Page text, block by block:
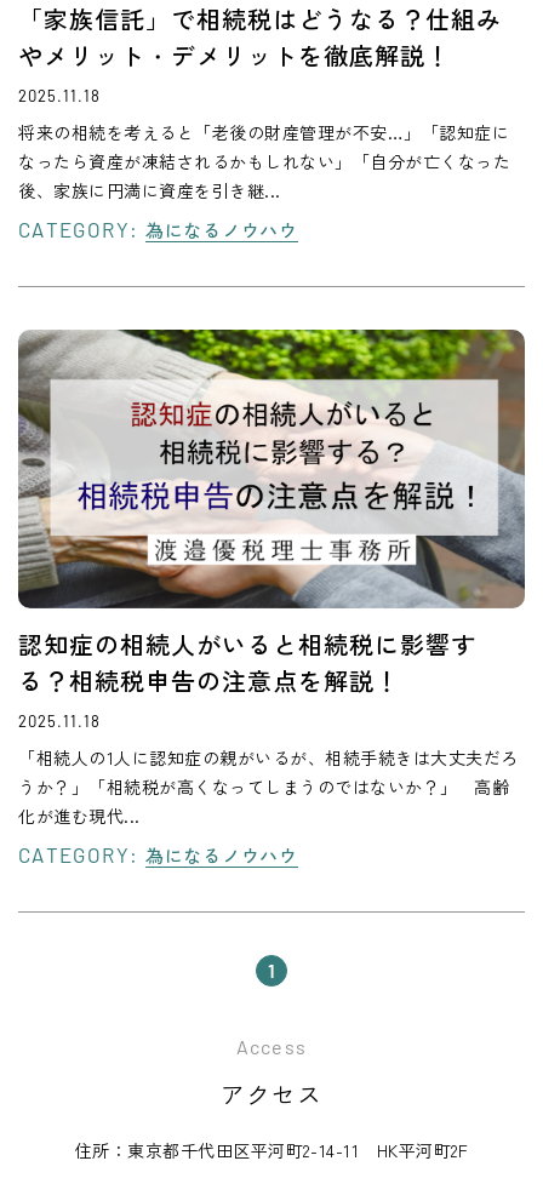
「家族信託」で相続税はどうなる？仕組み
やメリット・デメリットを徹底解説！
2025.11.18
将来の相続を考えると「老後の財産管理が不安…」「認知症に
なったら資産が凍結されるかもしれない」「自分が亡くなった
後、家族に円満に資産を引き継...
CATEGORY: 為になるノウハウ
認知症の相続人がいると相続税に影響す
る？相続税申告の注意点を解説！
2025.11.18
「相続人の1人に認知症の親がいるが、相続手続きは大丈夫だろ
うか？」「相続税が高くなってしまうのではないか？」 高齢
化が進む現代...
CATEGORY: 為になるノウハウ
1
Access
アクセス
住所：東京都千代田区平河町2-14-11 HK平河町2F